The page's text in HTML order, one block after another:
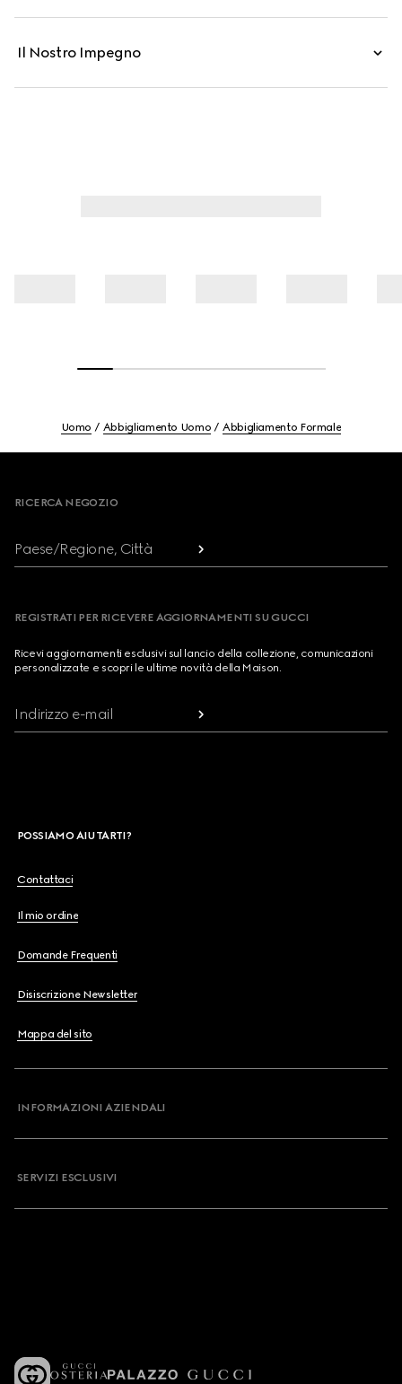
Il Nostro Impegno
Uomo Abbigliamento Uomo Abbigliamento Formale
RICERCA NEGOZIO
Paese/Regione, Città
REGISTRATI PER RICEVERE AGGIORNAMENTI SU GUCCI
Ricevi aggiornamenti esclusivi sul lancio della collezione, comunicazioni
personalizzate e scopri le ultime novità della Maison.
Indirizzo e-mail
POSSIAMO AIUTARTI?
Contattaci
Il mio ordine
Domande Frequenti
Disiscrizione Newsletter
Mappa del sito
INFORMAZIONI AZIENDALI
SERVIZI ESCLUSIVI